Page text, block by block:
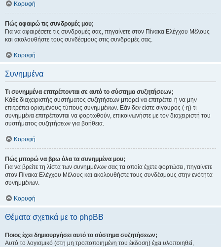
Κορυφή
Πώς αφαιρώ τις συνδρομές μου;
Για να αφαιρέσετε τις συνδρομές σας, πηγαίνετε στον Πίνακα Ελέγχου Μέλους
και ακολουθήστε τους συνδέσμους στις συνδρομές σας.
Κορυφή
Συνημμένα
Τι συνημμένα επιτρέπονται σε αυτό το σύστημα συζητήσεων;
Κάθε διαχειριστής συστήματος συζητήσεων μπορεί να επιτρέπει ή να μην
επιτρέπει ορισμένους τύπους συνημμένων. Εάν δεν είστε σίγουρος (-η) τι
συνημμένα επιτρέπονται να φορτωθούν, επικοινωνήστε με τον διαχειριστή του
συστήματος συζητήσεων για βοήθεια.
Κορυφή
Πώς μπορώ να βρω όλα τα συνημμένα μου;
Για να βρείτε τη λίστα των συνημμένων σας τα οποία έχετε φορτώσει, πηγαίνετε
στον Πίνακα Ελέγχου Μέλους και ακολουθήστε τους συνδέσμους στην ενότητα
συνημμένων.
Κορυφή
Θέματα σχετικά με το phpBB
Ποιος έχει δημιουργήσει αυτό το σύστημα συζητήσεων;
Αυτό το λογισμικό (στη μη τροποποιημένη του έκδοση) έχει υλοποιηθεί,